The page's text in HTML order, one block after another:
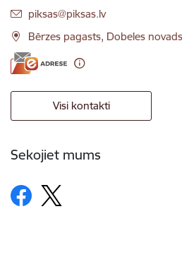
E-pasts:
piksas@piksas.lv
Bērzes pagasts, Dobeles
Visi kontakti
Sekojiet mums